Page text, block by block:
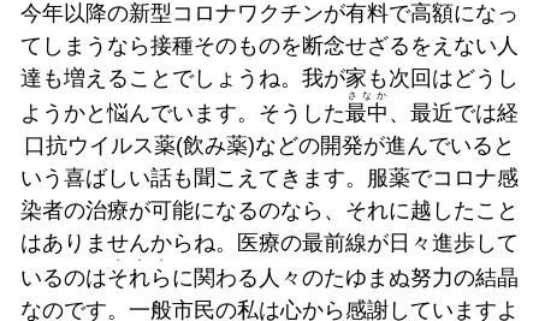
今年以降の新型コロナワクチンが有料で高額になっ
てしまうなら接種そのものを断念せざるをえない人
達も増えることでしょうね。我が家も次回はどうし
ようかと悩んでいます。そうした最中
さなか
、最近では経
口抗ウイルス薬(飲み薬)などの開発が進んでいると
いう喜ばしい話も聞こえてきます。服薬でコロナ感
染者の治療が可能になるのなら、それに越したこと
はありませんからね。医療の最前線が日々進歩して
いるのはそれら
・・・
に関わる人々のたゆまぬ努力の結晶
なのです。一般市民の私は心から感謝していますよ